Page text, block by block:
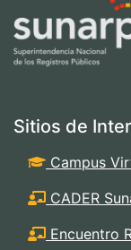
Sitios de
Campus
CADER
Encuentro